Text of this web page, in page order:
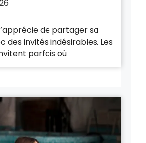
de partager sa
des invités indésirables. Les
parfois où